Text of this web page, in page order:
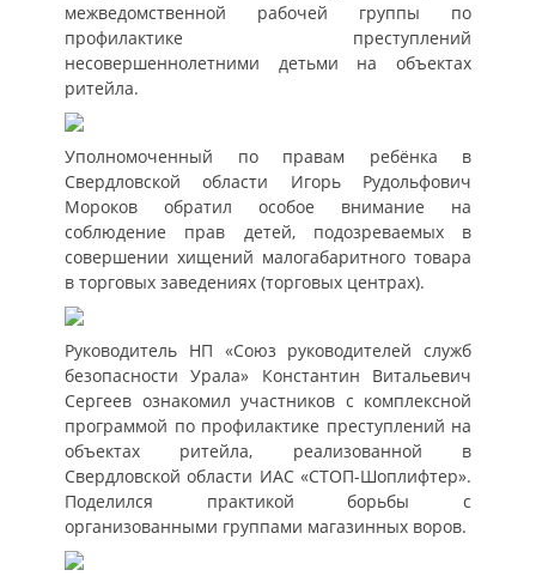
межведомственной рабочей группы по
профилактике преступлений
несовершеннолетними детьми на объектах
ритейла.
Уполномоченный по правам ребёнка в
Свердловской области Игорь Рудольфович
Мороков обратил особое внимание на
соблюдение прав детей, подозреваемых в
совершении хищений малогабаритного товара
в торговых заведениях (торговых центрах).
Руководитель НП «Союз руководителей служб
безопасности Урала» Константин Витальевич
Сергеев ознакомил участников с комплексной
программой по профилактике преступлений на
объектах ритейла, реализованной в
Свердловской области ИАС «СТОП-Шоплифтер».
Поделился практикой борьбы с
организованными группами магазинных воров.